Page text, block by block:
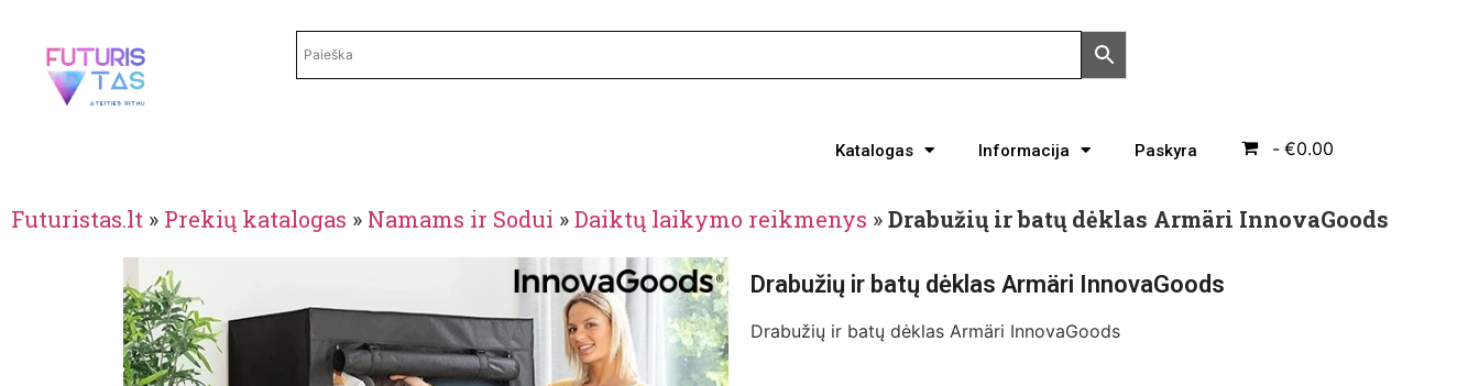
Katalogas Informacija Paskyra €0.00
Futuristas.lt » Prekių katalogas » Namams ir Sodui »Daiktų laikymo reikmenys »Drabužių ir batų dėklas Armäri InnovaGoods
Drabužių ir batų dėklas Armäri InnovaGoods
Drabužių ir batų dėklas Armäri InnovaGoods